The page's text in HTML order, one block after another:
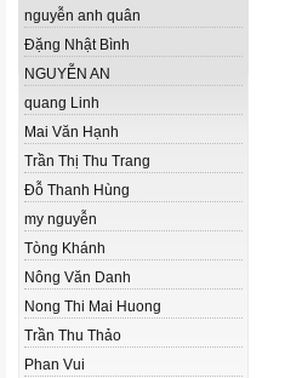
nguyễn anh quân
Đặng Nhật Bình
NGUYỄN AN
quang Linh
Mai Văn Hạnh
Trần Thị Thu Trang
Đỗ Thanh Hùng
my nguyễn
Tòng Khánh
Nông Văn Danh
Nong Thi Mai Huong
Trần Thu Thảo
Phan Vui